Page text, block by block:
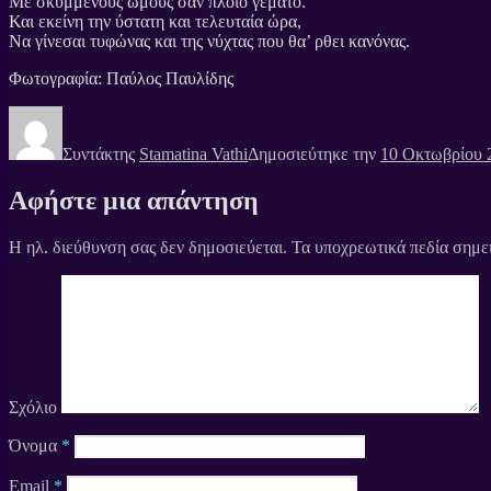
Και εκείνη την ύστατη και τελευταία ώρα,
Να γίνεσαι τυφώνας και της νύχτας που θα’ ρθει κανόνας.
Φωτογραφία: Παύλος Παυλίδης
Συντάκτης Stamatina VathiΔημοσιεύτηκε την 10 Οκτωβρίου
Αφήστε μια απάντηση
Η ηλ. διεύθυνση σας δεν δημοσιεύεται. Τα υποχρεωτικά πεδία
Σχόλιο
Όνομα *
Email *